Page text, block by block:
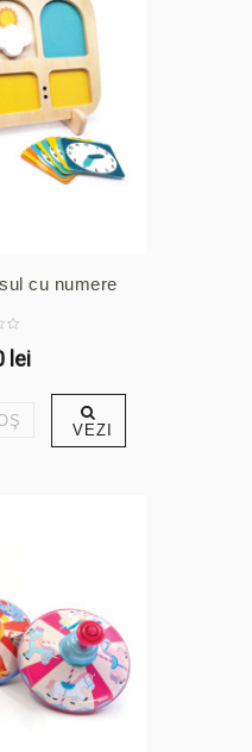
cu numere
lei
VEZI